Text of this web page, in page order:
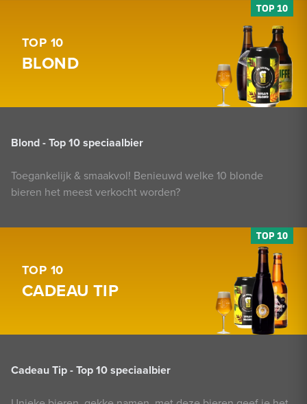
TOP 10
BLOND
Blond - Top 10 speciaalbier
Toegankelijk & smaakvol! Benieuwd welke 10 blonde
bieren het meest verkocht worden?
TOP 10
CADEAU TIP
Cadeau Tip - Top 10 speciaalbier